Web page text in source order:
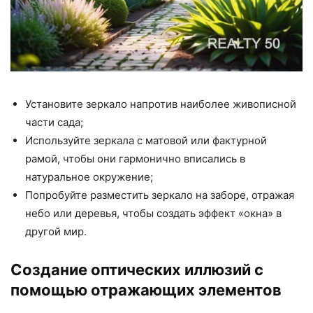
Установите зеркало напротив наиболее живописной
части сада;
Используйте зеркала с матовой или фактурной
рамой, чтобы они гармонично вписались в
натуральное окружение;
Попробуйте разместить зеркало на заборе, отражая
небо или деревья, чтобы создать эффект «окна» в
другой мир.
Создание оптических иллюзий с
помощью отражающих элементов